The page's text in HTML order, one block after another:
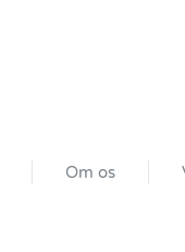
Om os